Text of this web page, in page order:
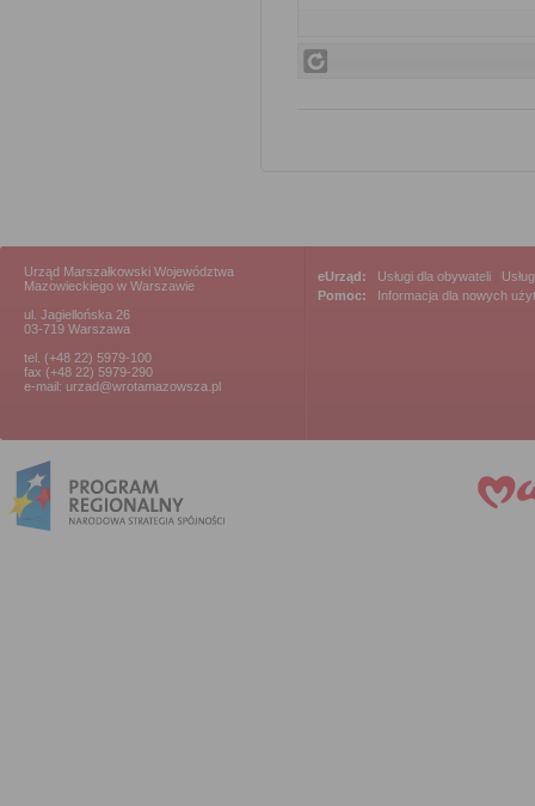
Urząd Marszałkowski Województwa
Mazowieckiego w Warszawie
ul. Jagiellońska 26
03-719 Warszawa
tel. (+48 22) 5979-100
fax (+48 22) 5979-290
e-mail: urzad@wrotamazowsza.pl
eUrząd: Usługi dla obywateli
Pomoc:
Informacja dla nowych